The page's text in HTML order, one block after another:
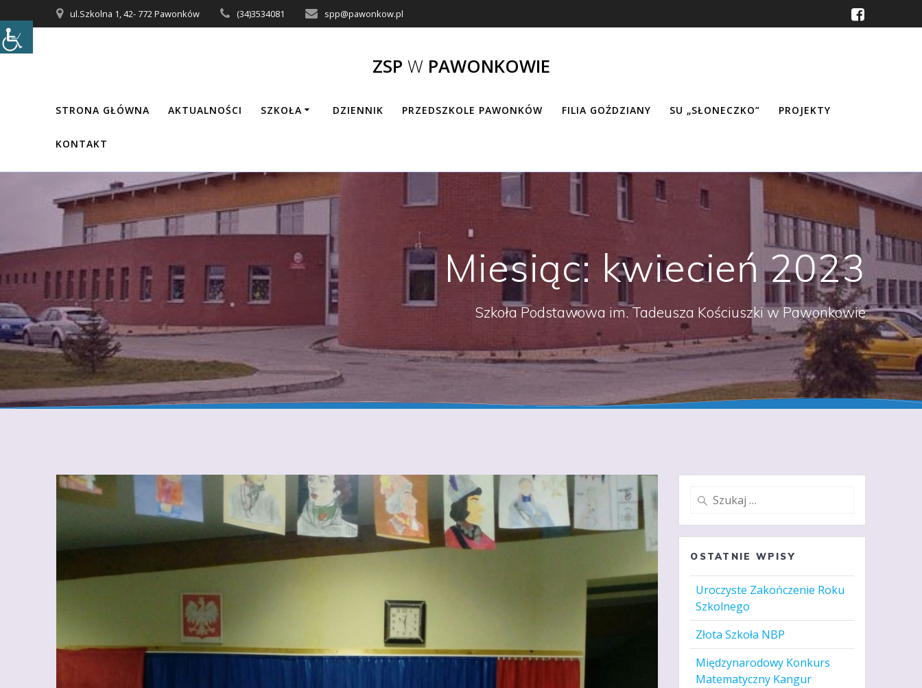
do
treści
ul.Szkolna 1, 42- 772 Pawonków (34)3534081 spp@pawonkow.pl
ZSP W PAWONKOWIE
STRONA GŁÓWNA AKTUALNOŚCI SZKOŁA DZIENNIK PRZEDSZKOLE PAWONKÓW FILIA GOŹDZIANY SU „SŁONECZKO” PROJEKTY
KONTAKT
Miesiąc: kwiecień 2023
Szkoła Podstawowa im. Tadeusza Kościuszki w Pawonkowie
Szukaj:
OSTATNIE WPISY
Uroczyste Zakończenie Roku
Szkolnego
Złota Szkoła NBP
Międzynarodowy Konkurs
Matematyczny Kangur